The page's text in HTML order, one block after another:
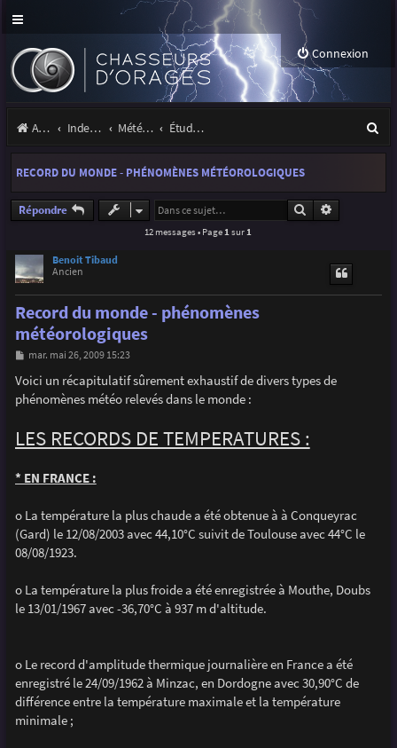
Connexion
Accueil Index du forum Météo et climatologie des orages Étude de phénomènes orageux
e
RECORD DU MONDE - PHÉNOMÈNES MÉTÉOROLOGIQUES
Répondre Rechercher
12 messages • Page 1 sur 1
Benoit Tibaud
Ancien
Record du monde - phénomènes
météorologiques
M
s
s
a
mar. mai 26, 2009 15:23
Voici un récapitulatif sûrement exhaustif de divers types de
phénomènes météo relevés dans le monde :
LES RECORDS DE TEMPERATURES :
* EN FRANCE :
o La température la plus chaude a été obtenue à à Conqueyrac
(Gard) le 12/08/2003 avec 44,10°C suivit de Toulouse avec 44°C le
08/08/1923.
o La température la plus froide a été enregistrée à Mouthe, Doubs
le 13/01/1967 avec -36,70°C à 937 m d'altitude.
o Le record d'amplitude thermique journalière en France a été
enregistré le 24/09/1962 à Minzac, en Dordogne avec 30,90°C de
différence entre la température maximale et la température
minimale ;